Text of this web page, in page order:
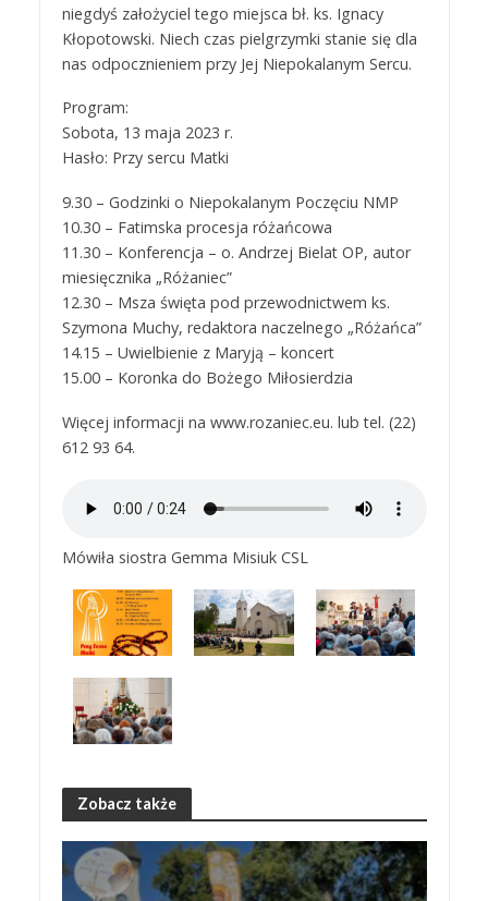
niegdyś założyciel tego miejsca bł. ks. Ignacy
Kłopotowski. Niech czas pielgrzymki stanie się dla
nas odpocznieniem przy Jej Niepokalanym Sercu.
Program:
Sobota, 13 maja 2023 r.
Hasło: Przy sercu Matki
9.30 – Godzinki o Niepokalanym Poczęciu NMP
10.30 – Fatimska procesja różańcowa
11.30 – Konferencja – o. Andrzej Bielat OP, autor
miesięcznika „Różaniec”
12.30 – Msza święta pod przewodnictwem ks.
Szymona Muchy, redaktora naczelnego „Różańca”
14.15 – Uwielbienie z Maryją – koncert
15.00 – Koronka do Bożego Miłosierdzia
Więcej informacji na www.rozaniec.eu. lub tel. (22)
612 93 64.
Mówiła siostra Gemma Misiuk CSL
Zobacz także